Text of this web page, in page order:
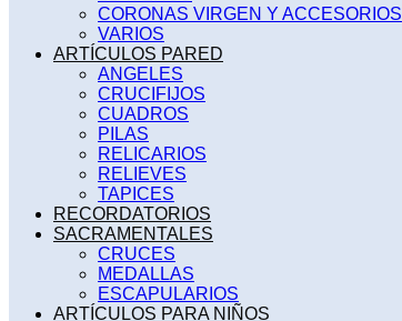
CORONAS VIRGEN Y ACCESORIOS
VARIOS
ARTÍCULOS PARED
ANGELES
CRUCIFIJOS
CUADROS
PILAS
RELICARIOS
RELIEVES
TAPICES
RECORDATORIOS
SACRAMENTALES
CRUCES
MEDALLAS
ESCAPULARIOS
ARTÍCULOS PARA NIÑOS